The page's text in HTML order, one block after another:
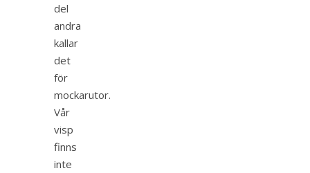
del
andra
kallar
det
för
mockarutor.
Vår
visp
finns
inte